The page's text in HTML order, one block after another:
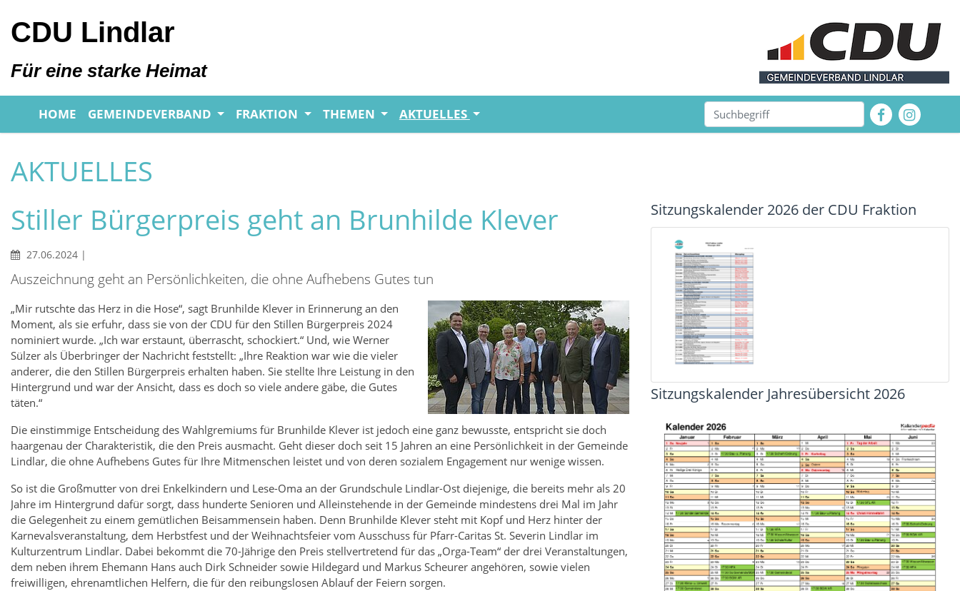
CDU Lindlar
Für eine starke Heimat
HOME GEMEINDEVERBAND FRAKTION THEMEN AKTUELLES
AKTUELLES
Stiller Bürgerpreis geht an Brunhilde Klever
27.06.2024 |
Auszeichnung geht an Persönlichkeiten, die ohne Aufhebens Gutes tun
„Mir rutschte das Herz in die Hose“, sagt Brunhilde Klever in Erinnerung an den
Moment, als sie erfuhr, dass sie von der CDU für den Stillen Bürgerpreis 2024
nominiert wurde. „Ich war erstaunt, überrascht, schockiert.“ Und, wie Werner
Sülzer als Überbringer der Nachricht feststellt: „Ihre Reaktion war wie die vieler
anderer, die den Stillen Bürgerpreis erhalten haben. Sie stellte Ihre Leistung in den
Hintergrund und war der Ansicht, dass es doch so viele andere gäbe, die Gutes
täten.“
Die einstimmige Entscheidung des Wahlgremiums für Brunhilde Klever ist jedoch eine ganz bewusste, entspricht sie doch
haargenau der Charakteristik, die den Preis ausmacht. Geht dieser doch seit 15 Jahren an eine Persönlichkeit in der Gemeinde
Lindlar, die ohne Aufhebens Gutes für Ihre Mitmenschen leistet und von deren sozialem Engagement nur wenige wissen.
So ist die Großmutter von drei Enkelkindern und Lese-Oma an der Grundschule Lindlar-Ost diejenige, die bereits mehr als 20
Jahre im Hintergrund dafür sorgt, dass hunderte Senioren und Alleinstehende in der Gemeinde mindestens drei Mal im Jahr
die Gelegenheit zu einem gemütlichen Beisammensein haben. Denn Brunhilde Klever steht mit Kopf und Herz hinter der
Karnevalsveranstaltung, dem Herbstfest und der Weihnachtsfeier vom Ausschuss für Pfarr-Caritas St. Severin Lindlar im
Kulturzentrum Lindlar. Dabei bekommt die 70-Jährige den Preis stellvertretend für das „Orga-Team“ der drei Veranstaltungen,
dem neben ihrem Ehemann Hans auch Dirk Schneider sowie Hildegard und Markus Scheurer angehören, sowie vielen
freiwilligen, ehrenamtlichen Helfern, die für den reibungslosen Ablauf der Feiern sorgen.
Sitzungskalender 2026 der CDU Fraktion
Sitzungskalender Jahresübersicht 2026